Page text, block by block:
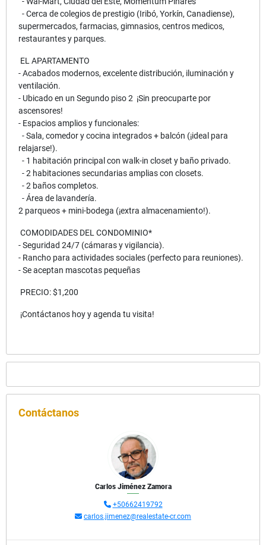
- Cerca de colegios de prestigio (Iribó, Yorkín, Canadiense),
supermercados, farmacias, gimnasios, centros medicos,
restaurantes y parques.
EL APARTAMENTO
- Acabados modernos, excelente distribución, iluminación y
ventilación.
- Ubicado en un Segundo piso 2 ¡Sin preocuparte por
ascensores!
- Espacios amplios y funcionales:
- Sala, comedor y cocina integrados + balcón (¡ideal para
relajarse!).
- 1 habitación principal con walk-in closet y baño privado.
- 2 habitaciones secundarias amplias con closets.
- 2 baños completos.
- Área de lavandería.
2 parqueos + mini-bodega (¡extra almacenamiento!).
COMODIDADES DEL CONDOMINIO*
- Seguridad 24/7 (cámaras y vigilancia).
- Rancho para actividades sociales (perfecto para reuniones).
- Se aceptan mascotas pequeñas
PRECIO: $1,200
¡Contáctanos hoy y agenda tu visita!
Contáctanos
Carlos Jiménez Zamora
+50662419792
carlos.jimenez@realestate-cr.com